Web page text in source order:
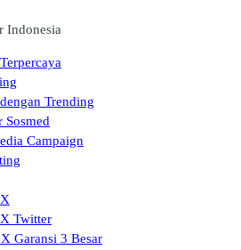
Indonesia
Trending
Sosmed
Campaign
Twitter
Garansi 3 Besar